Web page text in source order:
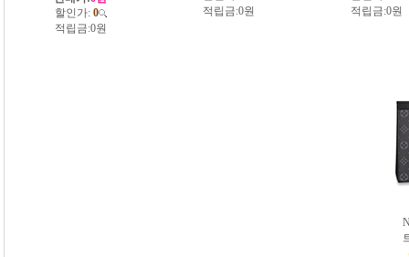
할인가: 0
적립금:0원
적립금:0원
적립금:0원